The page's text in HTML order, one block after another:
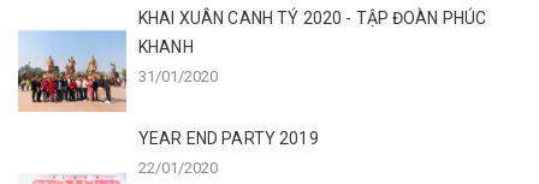
KHAI XUÂN CANH TÝ 2020 - TẬP ĐOÀN PHÚC
KHANH
31/01/2020
YEAR END PARTY 2019
22/01/2020